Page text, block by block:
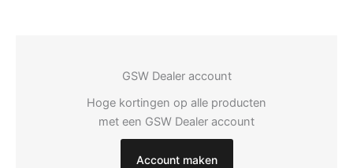
GSW Dealer account
Hoge kortingen op alle producten
met een GSW Dealer account
Account maken